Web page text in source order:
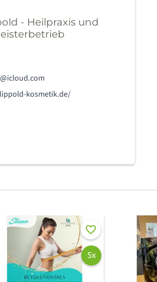
- Heilpraxis und
kosmetik.de/
Merken
5x